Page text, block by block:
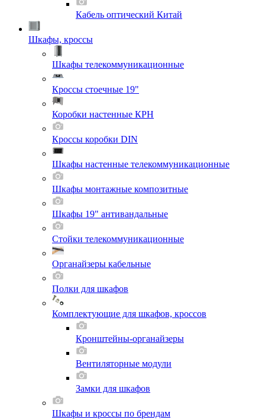
Кабель оптический Китай
Шкафы, кроссы
Шкафы телекоммуникационные
Кроссы стоечные 19"
Коробки настенные КРН
Кроссы коробки DIN
Шкафы настенные телекоммуникационные
Шкафы монтажные композитные
Шкафы 19" антивандальные
Стойки телекоммуникационные
Органайзеры кабельные
Полки для шкафов
Комплектующие для шкафов, кроссов
Кронштейны-органайзеры
Вентиляторные модули
Замки для шкафов
Шкафы и кроссы по брендам